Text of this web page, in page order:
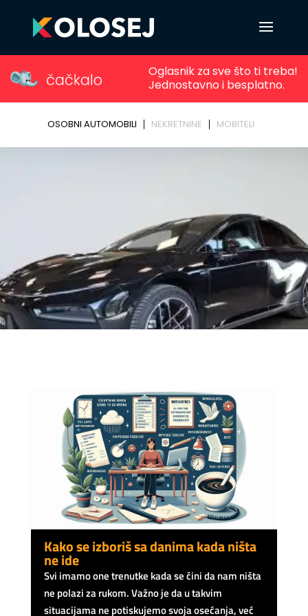
Kako se izboriš sa danima kada ništa
ne ide
Svi imamo one trenutke kada se čini da nam ništa
ne polazi za rukom. Važno je da u takvim
situacijama ne potiskujemo svoja osećanja, već